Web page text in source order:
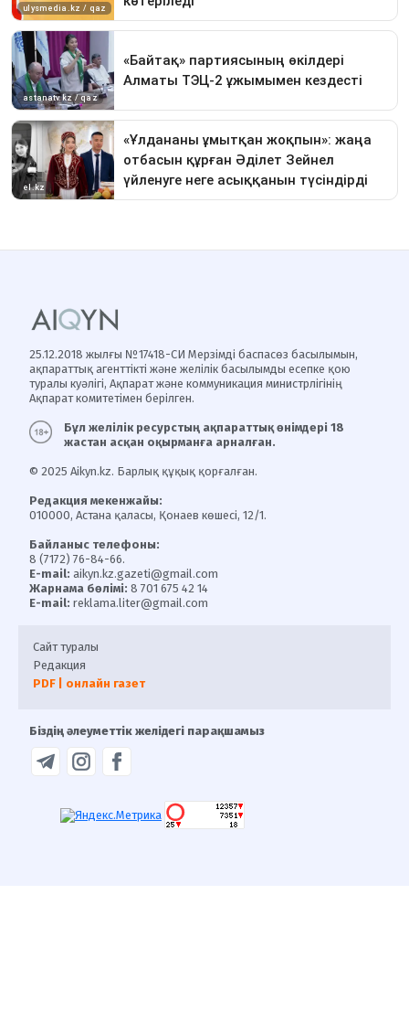
25.12.2018 жылғы №17418-СИ Мерзімді баспасөз басылымын,
ақпараттық агенттікті және желілік басылымды есепке қою
туралы куәлігі, Ақпарат және коммуникация министрлігінің
Ақпарат комитетімен берілген.
Бұл желілік ресурстың ақпараттық өнімдері 18
жастан асқан оқырманға арналған.
© 2025 Aikyn.kz. Барлық құқық қорғалған.
Редакция мекенжайы:
010000, Астана қаласы, Қонаев көшесі, 12/1.
Байланыс телефоны:
8 (7172) 76-84-66.
E-mail: aikyn.kz.gazeti@gmail.com
Жарнама бөлімі: 8 701 675 42 14
E-mail: reklama.liter@gmail.com
Сайт туралы
Редакция
PDF | онлайн газет
Біздің әлеуметтік желідегі парақшамыз